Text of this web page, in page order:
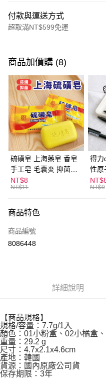
付款與運送方式
超取滿NT$599免運
信用卡一次付款
超商取貨付款
LINE Pay
Apple Pay
街口支付
悠遊付
ATM付款
全家取貨付款
每筆NT$60，滿NT$599(含以上
付款後全家取貨
每筆NT$60，滿NT$599(含以上
每筆NT$60，滿NT$599(含以上
宅配
每筆NT$120，滿NT$1,999(含
商品加價購 (8)
硫磺皂 上海藥皂 香皂
手工皂 毛囊炎 抑菌除
蟎 清潔護膚 去油去痘
寵物皮膚病 狗狗貓咪
NT$8
NT$11
得力
性原
S304
NT$9
商品特色
商品編號
8086448
詳細說明
【商品規格】
規格/容量：7.7g/1入
顏色：01小粉盒、02小橘盒
重量：29.2 g
尺寸：4.7x2.1x4.6cm
產地：韓國
貨源：國內原廠公司貨
保存期限：3年